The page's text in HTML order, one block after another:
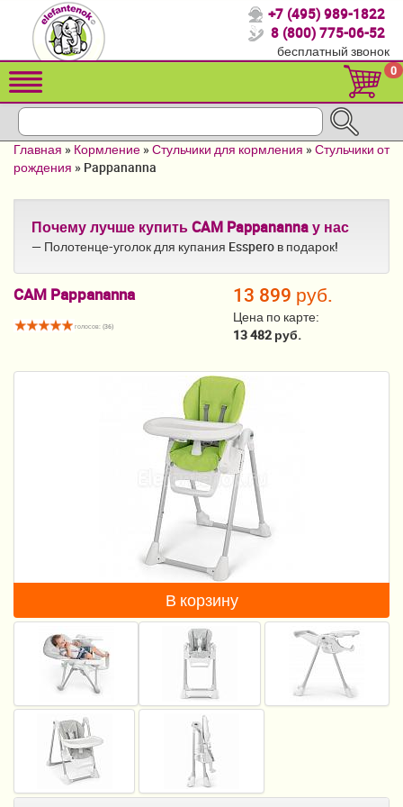
Спасибо, что выбрали нас!
Распродажа!
Детские коляски
Кроватки для новорожденных
Кровати для детей от 2-3 лет
Конверты, муфты
Детский транспорт
Постельные принадлежности
Ходунки и прыгунки
Игры и развитие
Принадлежности для выписки
Сумки для мам и детей
Кенгуру и слинги
+7 (495) 989-1822
8 (800) 775-06-52
бесплатный звонок
0
Главная » Кормление »Стульчики для кормления »Стульчики от
рождения » Pappananna
Почему лучше купить CAM Pappananna у нас
— Полотенце-уголок для купания Esspero в подарок!
CAM Pappananna
голосов: (36)
13 899 руб.
Цена по карте:
13 482 руб.
В корзину